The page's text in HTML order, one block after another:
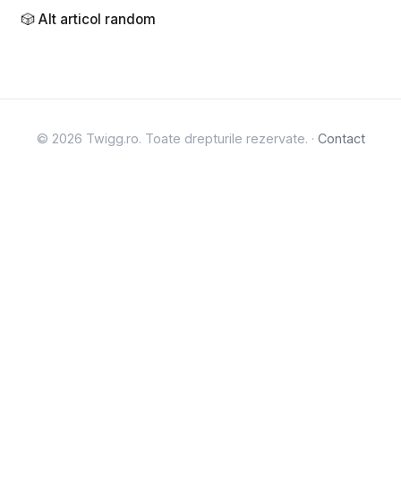
🎲 Alt articol random
© 2026 Twigg.ro. Toate drepturile rezervate. · Contact